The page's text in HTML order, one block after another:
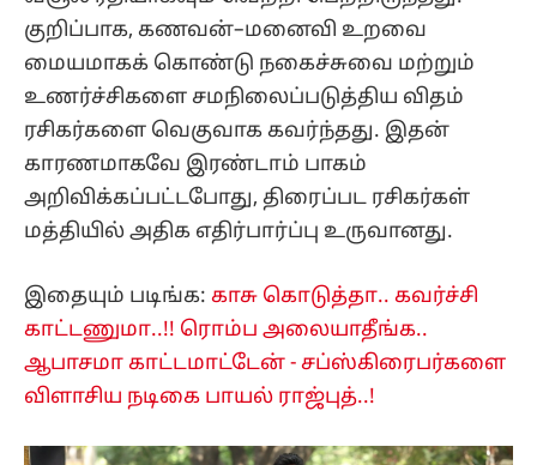
குறிப்பாக, கணவன்–மனைவி உறவை
மையமாகக் கொண்டு நகைச்சுவை மற்றும்
உணர்ச்சிகளை சமநிலைப்படுத்திய விதம்
ரசிகர்களை வெகுவாக கவர்ந்தது. இதன்
காரணமாகவே இரண்டாம் பாகம்
அறிவிக்கப்பட்டபோது, திரைப்பட ரசிகர்கள்
மத்தியில் அதிக எதிர்பார்ப்பு உருவானது.
இதையும் படிங்க: காசு கொடுத்தா.. கவர்ச்சி
காட்டணுமா..!! ரொம்ப அலையாதீங்க..
ஆபாசமா காட்டமாட்டேன் - சப்ஸ்கிரைபர்களை
விளாசிய நடிகை பாயல் ராஜ்புத்..!